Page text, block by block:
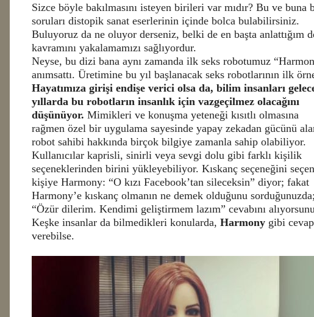
Sizce böyle bakılmasını isteyen birileri var mıdır? Bu ve buna
soruları distopik sanat eserlerinin içinde bolca bulabilirsiniz.
Buluyoruz da ne oluyor derseniz, belki de en başta anlattığım
kavramını yakalamamızı sağlıyordur.
Neyse, bu dizi bana aynı zamanda ilk seks robotumuz
anımsattı. Üretimine bu yıl başlanacak seks robotlarının ilk
Hayatımıza girişi endişe verici olsa da, bilim insanları
yıllarda bu robotların insanlık için vazgeçilmez olacağını
düşünüyor. Mimikleri ve konuşma yeteneği kısıtlı olmasına
rağmen özel bir uygulama sayesinde yapay zekadan gücünü
robot sahibi hakkında birçok bilgiye zamanla sahip olabiliyor.
Kullanıcılar kaprisli, sinirli veya sevgi dolu gibi farklı kişilik
seçeneklerinden birini yükleyebiliyor. Kıskanç seçeneğini seçen
kişiye Harmony: “O kızı Facebook’tan sileceksin” diyor; fakat
Harmony’e kıskanç olmanın ne demek olduğunu
“Özür dilerim. Kendimi geliştirmem lazım” cevabını
Keşke insanlar da bilmedikleri konularda, Harmony gibi cevap
verebilse.